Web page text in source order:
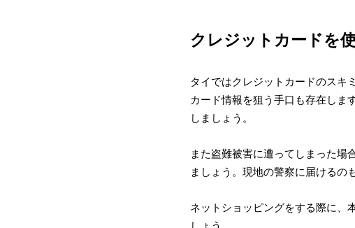
クレジットカードを
タイではクレジットカードのスキ
カード情報を狙う手口も存在しま
しましょう。
また盗難被害に遭ってしまった場
ましょう。現地の警察に届けるの
ネットショッピングをする際に、
しょう。